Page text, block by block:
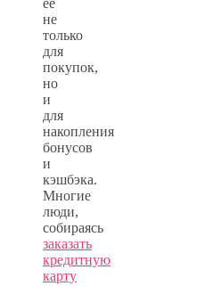
не
только
для
покупок,
но
и
для
накопления
бонусов
и
кэшбэка.
Многие
люди,
собираясь
заказать
кредитную
карту